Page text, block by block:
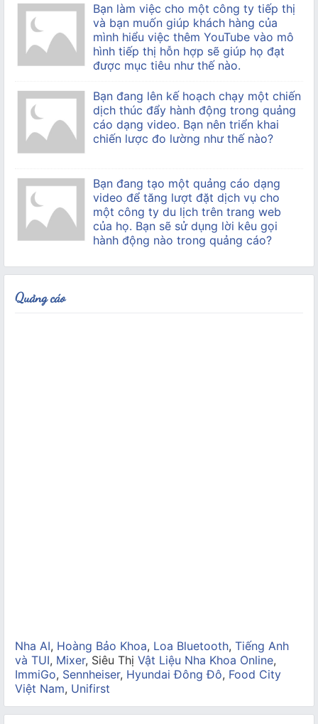
Bạn làm việc cho một công ty tiếp thị
và bạn muốn giúp khách hàng của
mình hiểu việc thêm YouTube vào mô
hình tiếp thị hỗn hợp sẽ giúp họ đạt
được mục tiêu như thế nào.
Bạn đang lên kế hoạch chạy một chiến
dịch thúc đẩy hành động trong quảng
cáo dạng video. Bạn nên triển khai
chiến lược đo lường như thế nào?
Bạn đang tạo một quảng cáo dạng
video để tăng lượt đặt dịch vụ cho
một công ty du lịch trên trang web
của họ. Bạn sẽ sử dụng lời kêu gọi
hành động nào trong quảng cáo?
Quảng cáo
Nha AI, Hoàng Bảo Khoa, Loa Bluetooth, Tiếng Anh
và TUI, Mixer, Siêu Thị Vật Liệu Nha Khoa Online,
ImmiGo, Sennheiser, Hyundai Đông Đô, Food City
Việt Nam, Unifirst